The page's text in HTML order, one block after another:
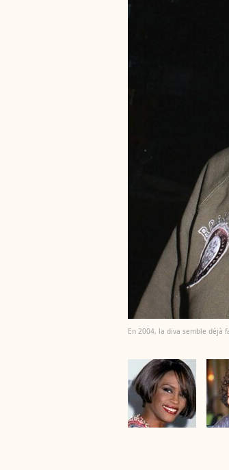
En 2004, la diva semble déjà